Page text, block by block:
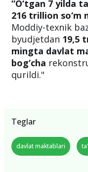
“O‘tgan 7 yilda
216 trillion so‘m
Moddiy-texnik
byudjetdan 19,5
mingta davlat
bog‘cha
qurildi."
Teglar
davlat maktablari